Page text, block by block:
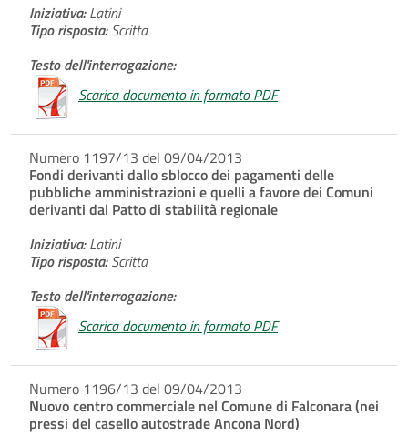
Iniziativa:Latini
Tipo risposta:Scritta
Testo dell'interrogazione:
Scarica documento in formato PDF
Numero 1197/13 del 09/04/2013
Fondi derivanti dallo sblocco dei pagamenti delle
pubbliche amministrazioni e quelli a favore dei Comuni
derivanti dal Patto di stabilità regionale
Iniziativa:Latini
Tipo risposta:Scritta
Testo dell'interrogazione:
Scarica documento in formato PDF
Numero 1196/13 del 09/04/2013
Nuovo centro commerciale nel Comune di Falconara (nei
pressi del casello autostrade Ancona Nord)